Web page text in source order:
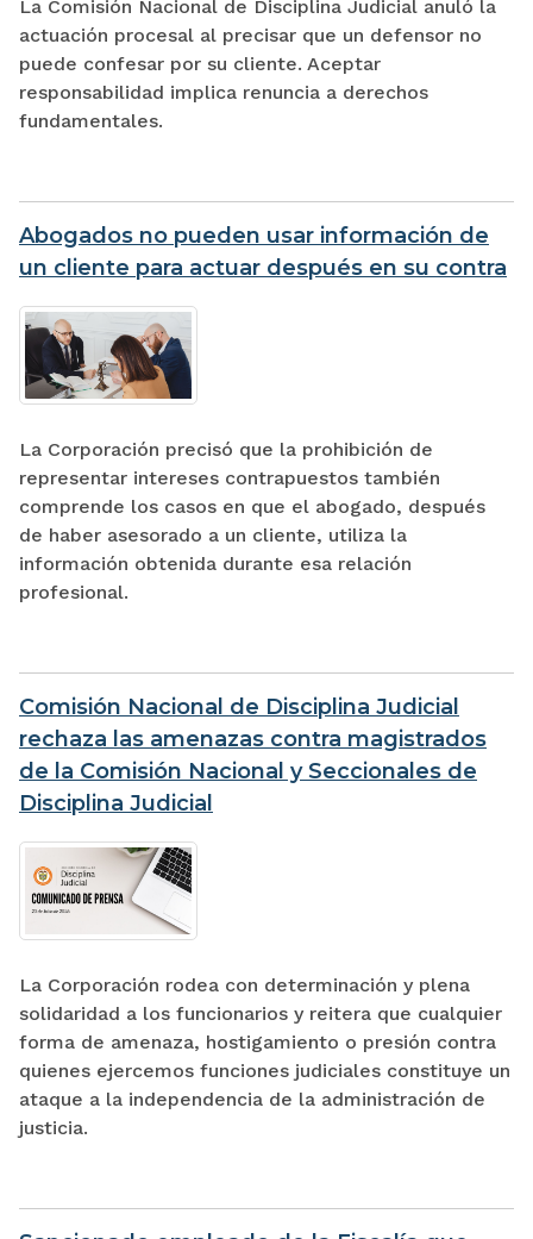
La Comisión Nacional de Disciplina Judicial anuló la
actuación procesal al precisar que un defensor no
puede confesar por su cliente. Aceptar
responsabilidad implica renuncia a derechos
fundamentales.
Abogados no pueden usar información de
un cliente para actuar después en su contra
La Corporación precisó que la prohibición de
representar intereses contrapuestos también
comprende los casos en que el abogado, después
de haber asesorado a un cliente, utiliza la
información obtenida durante esa relación
profesional.
Comisión Nacional de Disciplina Judicial
rechaza las amenazas contra magistrados
de la Comisión Nacional y Seccionales de
Disciplina Judicial
La Corporación rodea con determinación y plena
solidaridad a los funcionarios y reitera que cualquier
forma de amenaza, hostigamiento o presión contra
quienes ejercemos funciones judiciales constituye un
ataque a la independencia de la administración de
justicia.